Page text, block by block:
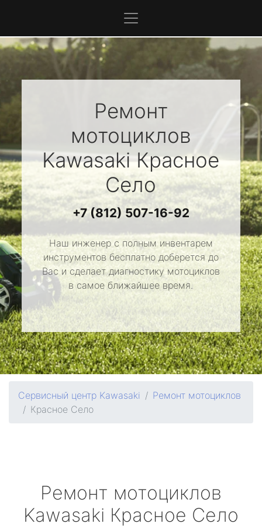
Ремонт
мотоциклов
KawasakiКрасное
Село
+7 (812) 507-16-92
Наш инженер с полным инвентарем
инструментов бесплатно доберется до
Вас и сделает диагностику мотоциклов
в самое ближайшее время.
Сервисный центр Kawasaki
Ремонт мотоциклов
Красное Село
Ремонт мотоциклов
Kawasaki Красное Село